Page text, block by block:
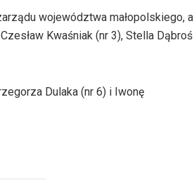
do
góry
województwa małopolskiego, a
Kwaśniak (nr 3), Stella Dąbroś
Dulaka (nr 6) i Iwonę